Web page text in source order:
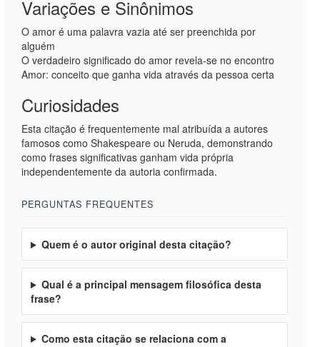
Variações e Sinônimos
O amor é uma palavra vazia até ser preenchida por
alguém
O verdadeiro significado do amor revela-se no encontro
Amor: conceito que ganha vida através da pessoa certa
Curiosidades
Esta citação é frequentemente mal atribuída a autores
famosos como Shakespeare ou Neruda, demonstrando
como frases significativas ganham vida própria
independentemente da autoria confirmada.
PERGUNTAS FREQUENTES
Quem é o autor original desta citação?
Qual é a principal mensagem filosófica desta
frase?
Como esta citação se relaciona com a